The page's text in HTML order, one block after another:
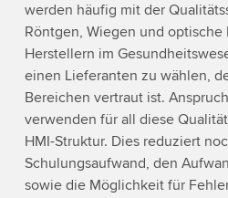
werden häufig mit der
Röntgen, Wiegen und
Herstellern im
einen Lieferanten zu wählen,
Bereichen vertraut ist.
verwenden für all diese
HMI-Struktur. Dies reduziert
Schulungsaufwand, den
sowie die Möglichkeit für